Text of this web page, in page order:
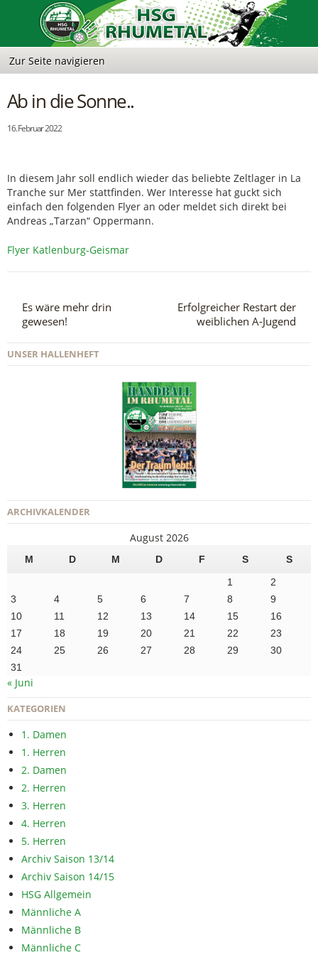
Ab in die Sonne..
16. Februar 2022
In diesem Jahr soll endlich wieder das beliebte Zeltlager in La
Tranche sur Mer stattfinden. Wer Interesse hat guckt sich
einfach den folgenden Flyer an oder meldet sich direkt bei
Andreas „Tarzan“ Oppermann.
Flyer Katlenburg-Geismar
Es wäre mehr drin
gewesen!
Erfolgreicher Restart der
weiblichen A-Jugend
UNSER HALLENHEFT
ARCHIVKALENDER
August 2026
M D M D F S
S
1
2
3
4 5 6 7 8
9
10
11 12 13 14 15
16
17
18 19 20 21 22
23
24
25 26 27 28 29
30
31
« Juni
KATEGORIEN
1. Damen
1. Herren
2. Damen
2. Herren
3. Herren
4. Herren
5. Herren
Archiv Saison 13/14
Archiv Saison 14/15
HSG Allgemein
Männliche A
Männliche B
Männliche C